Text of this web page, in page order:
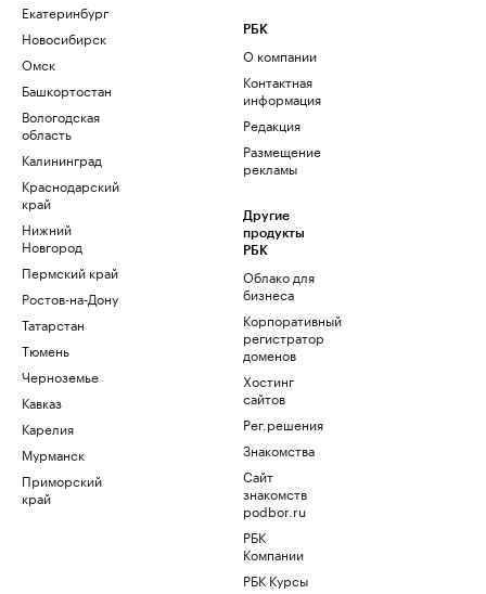
Екатеринбург
Новосибирск
Омск
Башкортостан
Вологодская
область
Калининград
Краснодарский
край
Нижний
Новгород
Пермский край
Ростов-на-Дону
Татарстан
Тюмень
Черноземье
Кавказ
Карелия
Мурманск
Приморский
край
РБК
О компании
Контактная
информация
Редакция
Размещение
рекламы
Другие
продукты
РБК
Облако для
бизнеса
Корпоративный
регистратор
доменов
Хостинг
сайтов
Рег.решения
Знакомства
Сайт
знакомств
podbor.ru
РБК
Компании
РБК Курсы